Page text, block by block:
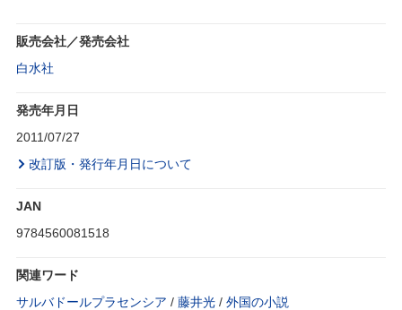
販売会社／発売会社
白水社
発売年月日
2011/07/27
改訂版・発行年月日について
JAN
9784560081518
関連ワード
サルバドールプラセンシア / 藤井光 / 外国の小説